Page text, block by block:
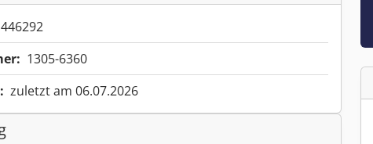
1305-6360
zuletzt am 06.07.2026